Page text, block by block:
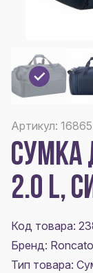
Артикул:
СУМКА
2.0 L,
Код товара:
Бренд: Roncato
Тип товара: